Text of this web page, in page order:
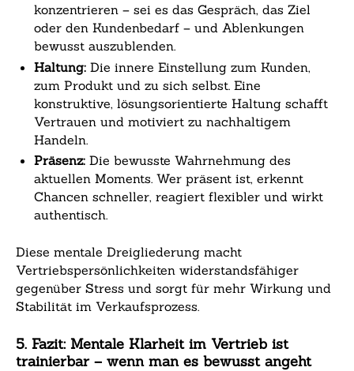
konzentrieren – sei es das Gespräch, das Ziel
oder den Kundenbedarf – und Ablenkungen
bewusst auszublenden.
Haltung: Die innere Einstellung zum Kunden,
zum Produkt und zu sich selbst. Eine
konstruktive, lösungsorientierte Haltung schafft
Vertrauen und motiviert zu nachhaltigem
Handeln.
Präsenz: Die bewusste Wahrnehmung des
aktuellen Moments. Wer präsent ist, erkennt
Chancen schneller, reagiert flexibler und wirkt
authentisch.
Diese mentale Dreigliederung macht
Vertriebspersönlichkeiten widerstandsfähiger
gegenüber Stress und sorgt für mehr Wirkung und
Stabilität im Verkaufsprozess.
5. Fazit: Mentale Klarheit im Vertrieb ist
trainierbar – wenn man es bewusst angeht